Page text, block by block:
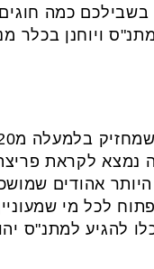
בשבילכם כמה
ויוחנן בכלר
לקראת
אהודים
לכל מי
להגיע למתנ"ס